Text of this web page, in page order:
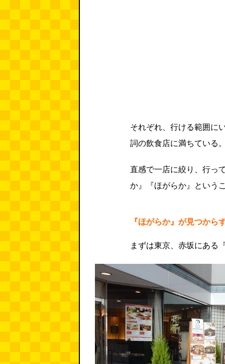
それぞれ、行ける範囲に
詞の飲食店に満ちている
直感で一店に絞り、行っ
か』『ほがらか』という
『ほがらか』が見つから
まずは東京、赤坂にある